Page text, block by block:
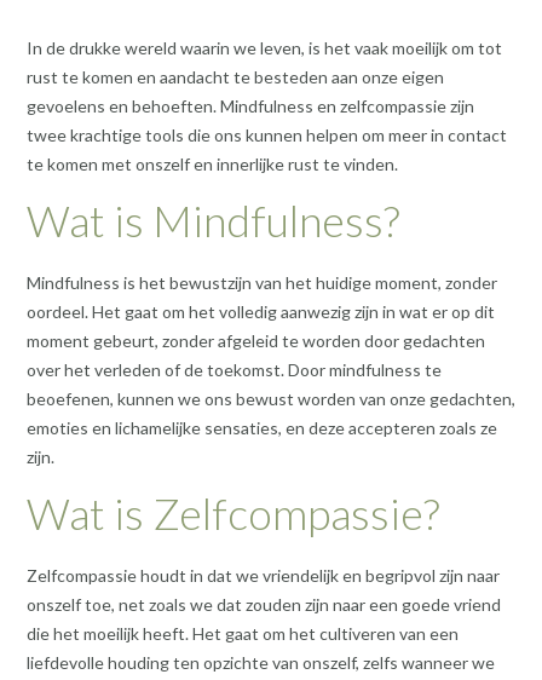
In de drukke wereld waarin we leven, is het vaak moeilijk om tot
rust te komen en aandacht te besteden aan onze eigen
gevoelens en behoeften. Mindfulness en zelfcompassie zijn
twee krachtige tools die ons kunnen helpen om meer in contact
te komen met onszelf en innerlijke rust te vinden.
Wat is Mindfulness?
Mindfulness is het bewustzijn van het huidige moment, zonder
oordeel. Het gaat om het volledig aanwezig zijn in wat er op dit
moment gebeurt, zonder afgeleid te worden door gedachten
over het verleden of de toekomst. Door mindfulness te
beoefenen, kunnen we ons bewust worden van onze gedachten,
emoties en lichamelijke sensaties, en deze accepteren zoals ze
zijn.
Wat is Zelfcompassie?
Zelfcompassie houdt in dat we vriendelijk en begripvol zijn naar
onszelf toe, net zoals we dat zouden zijn naar een goede vriend
die het moeilijk heeft. Het gaat om het cultiveren van een
liefdevolle houding ten opzichte van onszelf, zelfs wanneer we